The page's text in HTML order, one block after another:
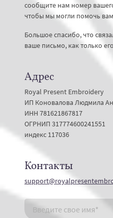
сообщите нам номер
чтобы мы могли помочь
Большое спасибо, что
ваше письмо, как только
Адрес
Royal Present Embroidery
ИП Коновалова Людмила
ИНН 781621867817
ОГРНИП 317774600241551
индекс 117036
Контакты